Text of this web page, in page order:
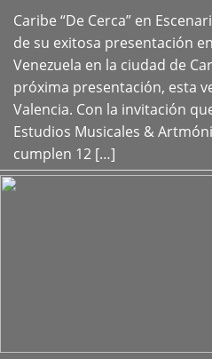
Caribe “De Cerca” en
de su exitosa presentación
Venezuela en la ciudad de
próxima presentación, esta
Valencia. Con la invitación
Estudios Musicales &
cumplen 12 […]